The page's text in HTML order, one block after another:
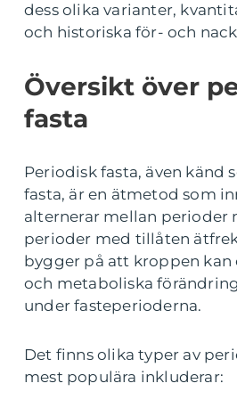
dess olika varianter,
och historiska för- och
Översikt över
fasta
Periodisk fasta, även
fasta, är en ätmetod som
alternerar mellan perioder
perioder med tillåten
bygger på att kroppen kan
och metaboliska
under fasteperioderna.
Det finns olika typer av
mest populära inkluderar: